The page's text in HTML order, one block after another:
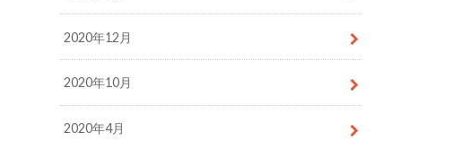
2020年12月
2020年10月
2020年4月